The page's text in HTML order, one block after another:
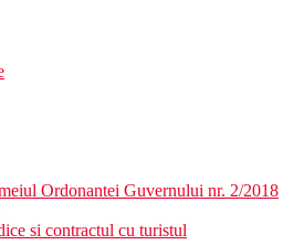
Ordonantei Guvernului nr. 2/2018
si contractul cu turistul